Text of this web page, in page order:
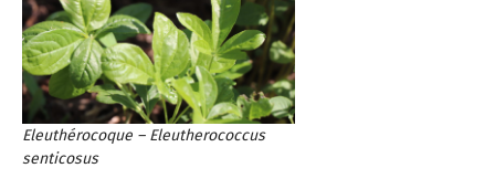
Eleuthérocoque – Eleutherococcus
senticosus